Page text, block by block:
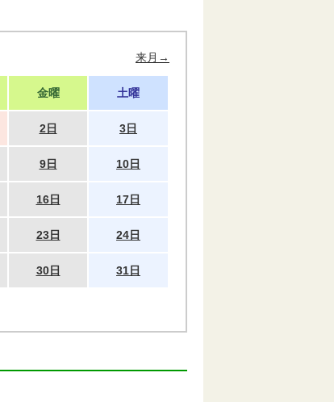
来月→
金曜 土曜
2日 3日
9日 10日
16日 17日
23日 24日
30日 31日